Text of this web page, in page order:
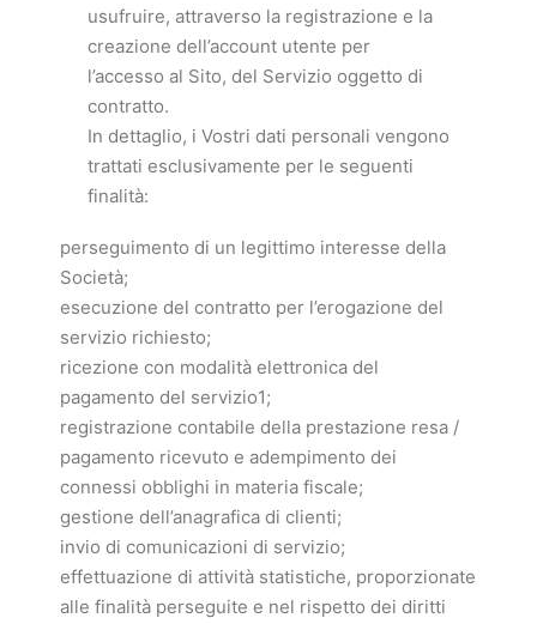
usufruire, attraverso la registrazione e la
creazione dell’account utente per
l’accesso al Sito, del Servizio oggetto di
contratto.
In dettaglio, i Vostri dati personali vengono
trattati esclusivamente per le seguenti
finalità:
perseguimento di un legittimo interesse della
Società;
esecuzione del contratto per l’erogazione del
servizio richiesto;
ricezione con modalità elettronica del
pagamento del servizio1;
registrazione contabile della prestazione resa /
pagamento ricevuto e adempimento dei
connessi obblighi in materia fiscale;
gestione dell’anagrafica di clienti;
invio di comunicazioni di servizio;
effettuazione di attività statistiche, proporzionate
alle finalità perseguite e nel rispetto dei diritti